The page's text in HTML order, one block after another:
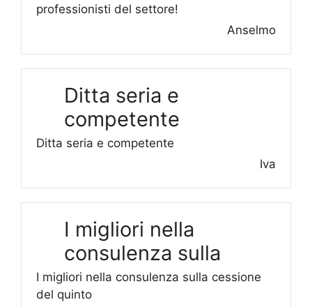
professionisti del settore!
Anselmo
Ditta seria e
competente
Ditta seria e competente
Iva
I migliori nella
consulenza sulla
I migliori nella consulenza sulla cessione
del quinto